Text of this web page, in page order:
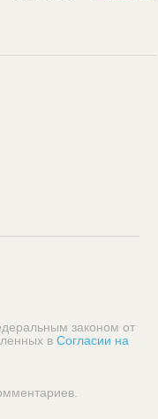
законом от
в Согласии на